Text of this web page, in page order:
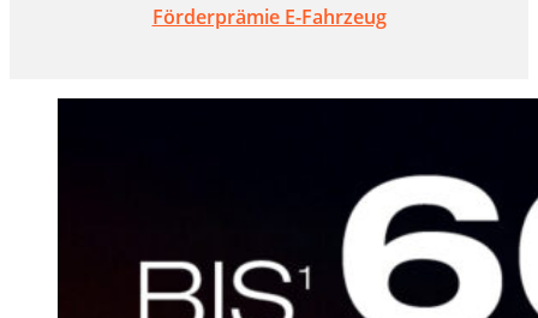
Förderprämie E-Fahrzeug